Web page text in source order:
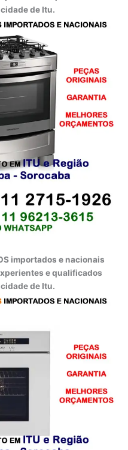
de Itu.
importados e nacionais
e qualificados
de Itu.